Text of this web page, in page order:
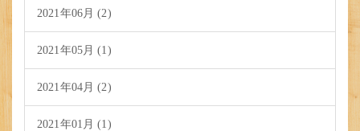
2021年06月 (2)
2021年05月 (1)
2021年04月 (2)
2021年01月 (1)